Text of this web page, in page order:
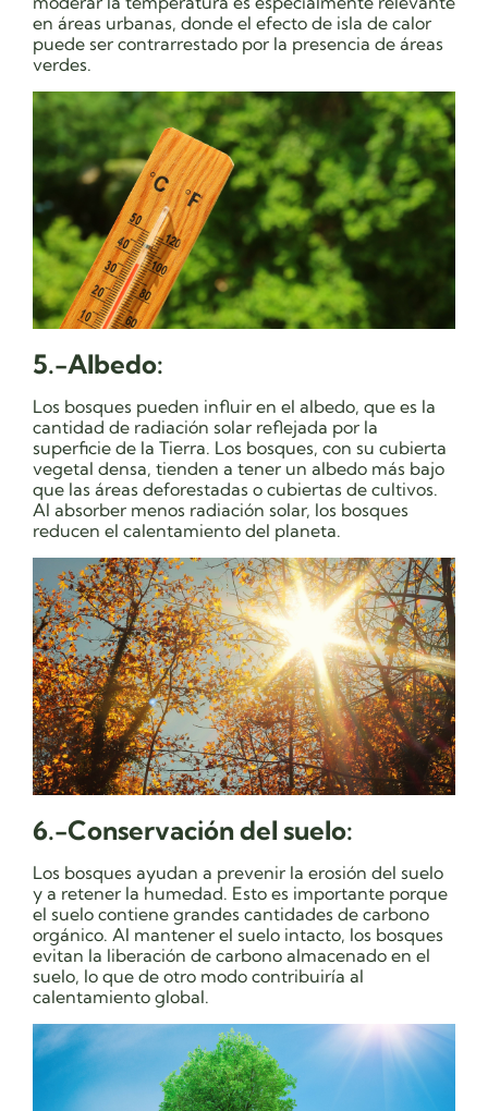
en áreas urbanas, donde el efecto de isla de calor
puede ser contrarrestado por la presencia de áreas
verdes.
5.-Albedo:
Los bosques pueden influir en el albedo, que es la
cantidad de radiación solar reflejada por la
superficie de la Tierra. Los bosques, con su cubierta
vegetal densa, tienden a tener un albedo más bajo
que las áreas deforestadas o cubiertas de cultivos.
Al absorber menos radiación solar, los bosques
reducen el calentamiento del planeta.
6.-Conservación del suelo:
Los bosques ayudan a prevenir la erosión del suelo
y a retener la humedad. Esto es importante porque
el suelo contiene grandes cantidades de carbono
orgánico. Al mantener el suelo intacto, los bosques
evitan la liberación de carbono almacenado en el
suelo, lo que de otro modo contribuiría al
calentamiento global.